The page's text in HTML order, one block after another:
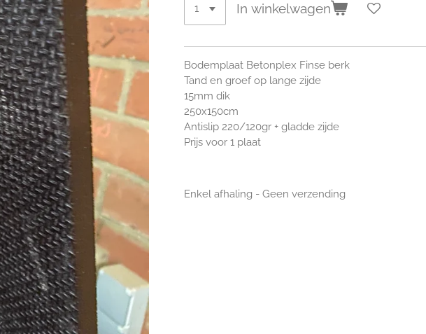
In winkelwagen
Bodemplaat Betonplex Finse berk
Tand en groef op lange zijde
15mm dik
250x150cm
Antislip 220/120gr + gladde zijde
Prijs voor 1 plaat
Enkel afhaling - Geen verzending